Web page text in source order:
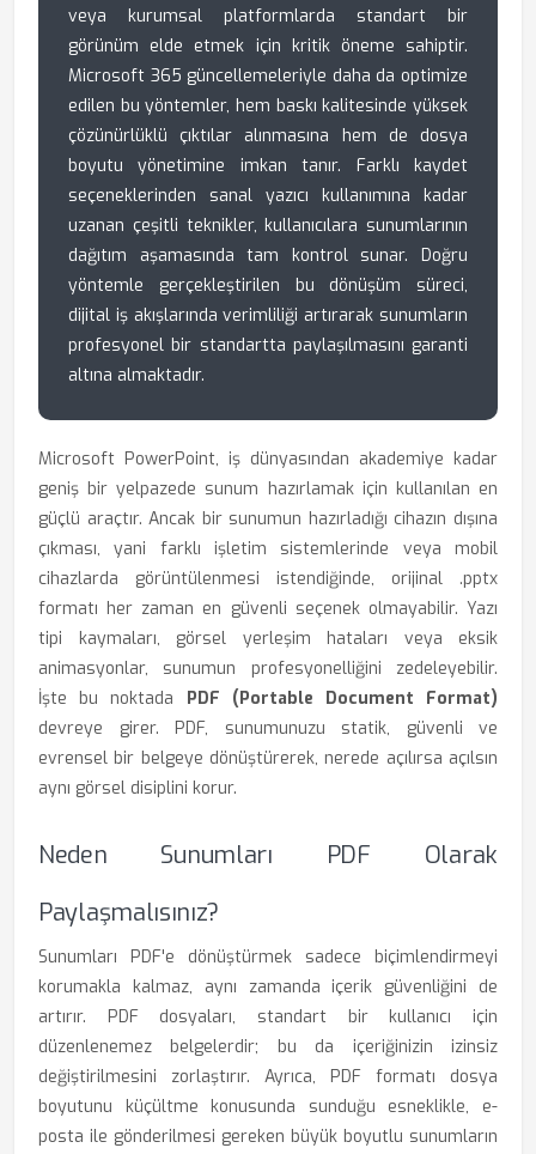
veya kurumsal platformlarda standart bir
görünüm elde etmek için kritik öneme sahiptir.
Microsoft 365 güncellemeleriyle daha da optimize
edilen bu yöntemler, hem baskı kalitesinde yüksek
çözünürlüklü çıktılar alınmasına hem de dosya
boyutu yönetimine imkan tanır. Farklı kaydet
seçeneklerinden sanal yazıcı kullanımına kadar
uzanan çeşitli teknikler, kullanıcılara sunumlarının
dağıtım aşamasında tam kontrol sunar. Doğru
yöntemle gerçekleştirilen bu dönüşüm süreci,
dijital iş akışlarında verimliliği artırarak sunumların
profesyonel bir standartta paylaşılmasını garanti
altına almaktadır.
Microsoft PowerPoint, iş dünyasından akademiye kadar
geniş bir yelpazede sunum hazırlamak için kullanılan en
güçlü araçtır. Ancak bir sunumun hazırladığı cihazın dışına
çıkması, yani farklı işletim sistemlerinde veya mobil
cihazlarda görüntülenmesi istendiğinde, orijinal .pptx
formatı her zaman en güvenli seçenek olmayabilir. Yazı
tipi kaymaları, görsel yerleşim hataları veya eksik
animasyonlar, sunumun profesyonelliğini zedeleyebilir.
İşte bu noktada PDF (Portable Document Format)
devreye girer. PDF, sunumunuzu statik, güvenli ve
evrensel bir belgeye dönüştürerek, nerede açılırsa açılsın
aynı görsel disiplini korur.
Neden Sunumları PDF Olarak
Paylaşmalısınız?
Sunumları PDF'e dönüştürmek sadece biçimlendirmeyi
korumakla kalmaz, aynı zamanda içerik güvenliğini de
artırır. PDF dosyaları, standart bir kullanıcı için
düzenlenemez belgelerdir; bu da içeriğinizin izinsiz
değiştirilmesini zorlaştırır. Ayrıca, PDF formatı dosya
boyutunu küçültme konusunda sunduğu esneklikle, e-
posta ile gönderilmesi gereken büyük boyutlu sunumların